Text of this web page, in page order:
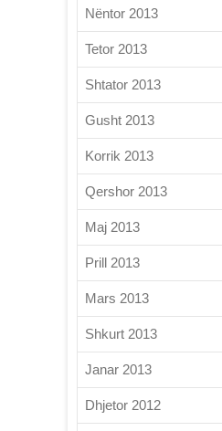
Nëntor 2013
Tetor 2013
Shtator 2013
Gusht 2013
Korrik 2013
Qershor 2013
Maj 2013
Prill 2013
Mars 2013
Shkurt 2013
Janar 2013
Dhjetor 2012